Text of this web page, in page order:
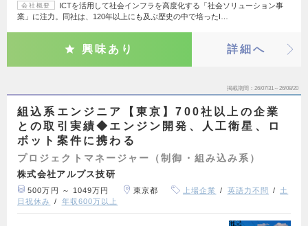
会社概要
ICTを活用して社会インフラを高度化する「社会ソリューション事
業」に注力。同社は、120年以上にも及ぶ歴史の中で培ったI…
興味あり 詳細へ
掲載期間 26/07/31～26/08/20
組込系エンジニア【東京】700社以上の企業
との取引実績◆エンジン開発、人工衛星、ロ
ボット案件に携わる
プロジェクトマネージャー（制御・組み込み系）
株式会社アルプス技研
500万円 ～ 1049万円 東京都 上場企業 英語力不問
土
日祝休み
年収600万以上